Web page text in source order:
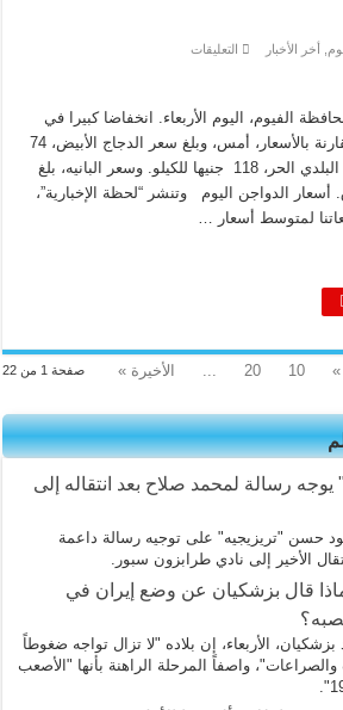
أخر الأخبار التعليقاتعلى
أسعار
الدواجن
اليوم
الأربعاء
بالأسواق
مغلقة
الفيوم، اليوم الأربعاء. انخفاضا كبيرا في
أسعار الدواجن البيضاء. مقارنة بالأسعار، أمس، وبلغ سعر الدجاج الأبيض، 74
جنيها للكيلو. وسعر الدجاج البلدي الحر، 118 جنيها للكيلو. وسعر البانيه، بلغ
أسعار الدواجن اليوم وتنشر “لحظة الإخبارية”،
لمتوسط أسعار …
صفحة 1 من 22 »
10
20
... الأخيرة »
يوجه رسالة لمحمد صلاح بعد انتقاله إلى
حسن "تريزيجيه" على توجيه رسالة داعمة
الأخير إلى نادي طرابزون سبور.
قال بزشكيان عن وضع إيران في
الأربعاء، إن بلاده "لا تزال تواجه ضغوطاً
واصفاً المرحلة الراهنة بأنها "الأصعب